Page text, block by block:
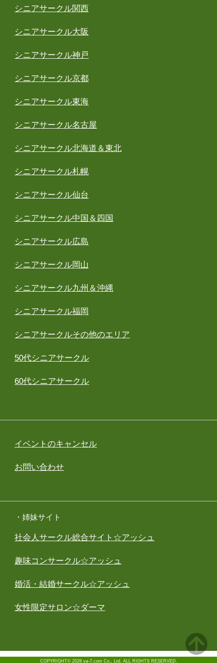
シニアサークル関西
シニアサークル大阪
シニアサークル神戸
シニアサークル京都
シニアサークル東海
シニアサークル名古屋
シニアサークル北海道＆東北
シニアサークル札幌
シニアサークル仙台
シニアサークル中国＆四国
シニアサークル広島
シニアサークル岡山
シニアサークル九州＆沖縄
シニアサークル福岡
シニアサークルその他のエリア
50代シニアサークル
60代シニアサークル
イベントのキャンセル
お問い合わせ
・姉妹サイト
社会人サークル総合サイト☆アッシュ
趣味コンサークル☆アッシュ
婚活・結婚サークル☆アッシュ
女性限定サロン☆ダーマ
COPYRIGHT© 2026 ya-7.com Co., Ltd. ALL RIGHTS RESERVED.